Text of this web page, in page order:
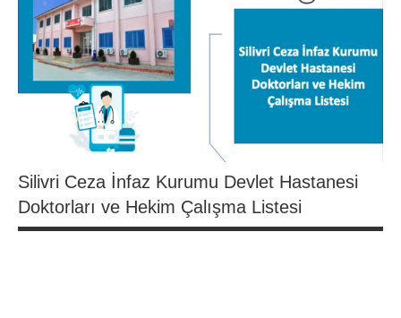
Silivri Ceza İnfaz Kurumu Devlet Hastanesi
Doktorları ve Hekim Çalışma Listesi